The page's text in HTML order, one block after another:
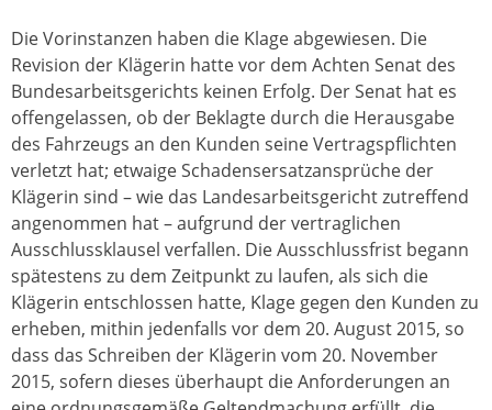
Die Vorinstanzen haben die Klage abgewiesen. Die
Revision der Klägerin hatte vor dem Achten Senat des
Bundesarbeitsgerichts keinen Erfolg. Der Senat hat es
offengelassen, ob der Beklagte durch die Herausgabe
des Fahrzeugs an den Kunden seine Vertragspflichten
verletzt hat; etwaige Schadensersatzansprüche der
Klägerin sind – wie das Landesarbeitsgericht zutreffend
angenommen hat – aufgrund der vertraglichen
Ausschlussklausel verfallen. Die Ausschlussfrist begann
spätestens zu dem Zeitpunkt zu laufen, als sich die
Klägerin entschlossen hatte, Klage gegen den Kunden zu
erheben, mithin jedenfalls vor dem 20. August 2015, so
dass das Schreiben der Klägerin vom 20. November
2015, sofern dieses überhaupt die Anforderungen an